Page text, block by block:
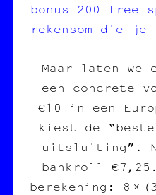
bonus 200 free
rekensom die
Maar laten we
een concrete
€10 in een
kiest de
uitsluiting”.
bankroll €7,25.
berekening: 8 ×